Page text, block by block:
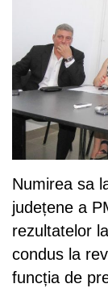
Numirea sa
județene a
rezultatelor
condus la
funcția de